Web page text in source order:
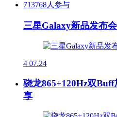
713768人参与
三星Galaxy新品发布
4 07.24
骁龙865+120Hz双
享